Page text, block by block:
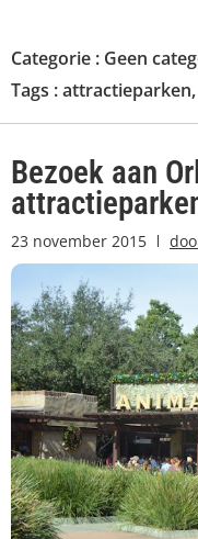
Categorie : Geen
Tags :attractieparken,
Bezoek aan
23 november 2015